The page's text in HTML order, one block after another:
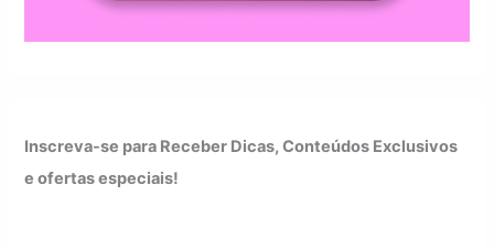
Inscreva-se para Receber Dicas, Conteúdos Exclusivos
e ofertas especiais!